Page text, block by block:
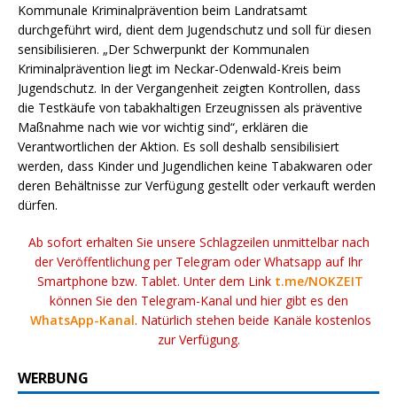
Kommunale Kriminalprävention beim Landratsamt
durchgeführt wird, dient dem Jugendschutz und soll für diesen
sensibilisieren. „Der Schwerpunkt der Kommunalen
Kriminalprävention liegt im Neckar-Odenwald-Kreis beim
Jugendschutz. In der Vergangenheit zeigten Kontrollen, dass
die Testkäufe von tabakhaltigen Erzeugnissen als präventive
Maßnahme nach wie vor wichtig sind“, erklären die
Verantwortlichen der Aktion. Es soll deshalb sensibilisiert
werden, dass Kinder und Jugendlichen keine Tabakwaren oder
deren Behältnisse zur Verfügung gestellt oder verkauft werden
dürfen.
Ab sofort erhalten Sie unsere Schlagzeilen unmittelbar nach
der Veröffentlichung per Telegram oder Whatsapp auf Ihr
Smartphone bzw. Tablet. Unter dem Link t.me/NOKZEIT
können Sie den Telegram-Kanal und hier gibt es den
WhatsApp-Kanal. Natürlich stehen beide Kanäle kostenlos
zur Verfügung.
WERBUNG